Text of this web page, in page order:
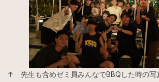
↑ 先生も含めゼミ員みんなでBBQした時の写